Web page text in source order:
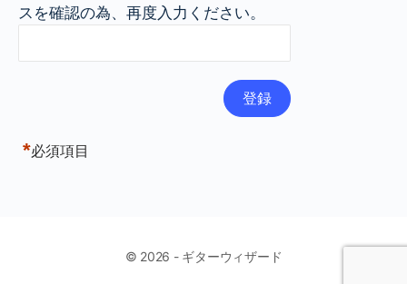
スを確認の為、再度入力ください。
*必須項目
© 2026 - ギターウィザード